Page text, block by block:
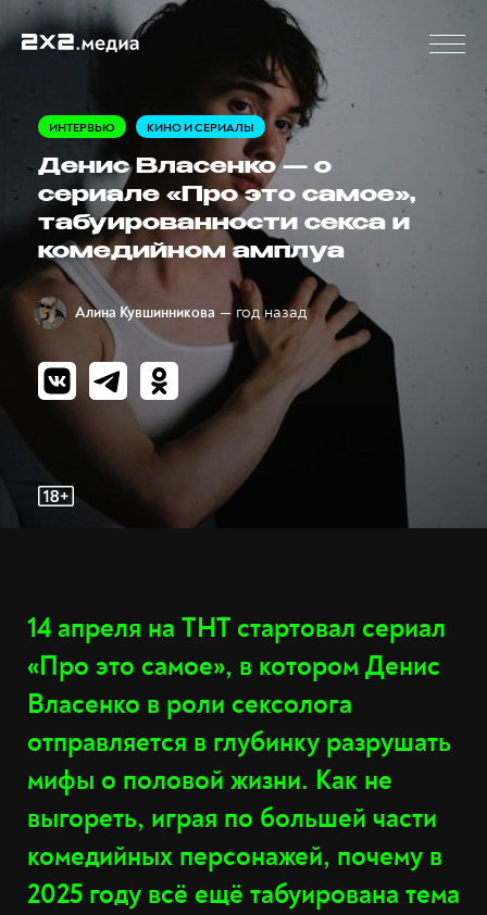
ИНТЕРВЬЮ КИНО И СЕРИАЛЫ
Денис Власенко — о
сериале «Про это самое»,
табуированности секса и
комедийном амплуа
Алина Кувшинникова — год назад
14 апреля на ТНТ стартовал сериал
«Про это самое», в котором Денис
Власенко в роли сексолога
отправляется в глубинку разрушать
мифы о половой жизни. Как не
выгореть, играя по большей части
комедийных персонажей, почему в
2025 году всё ещё табуирована тема